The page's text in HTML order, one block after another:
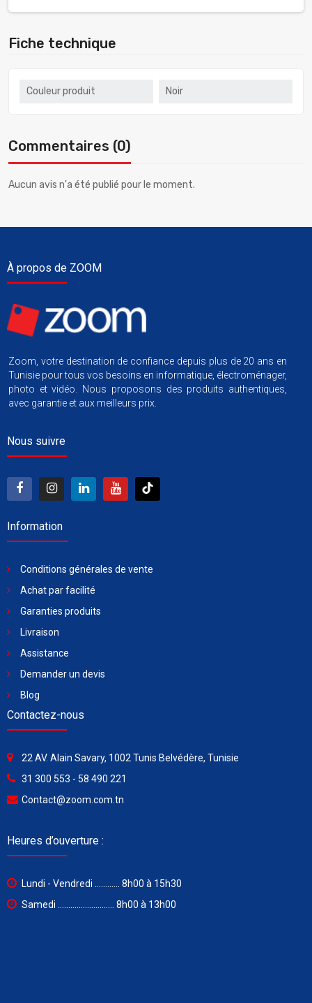
Fiche technique
Couleur produit Noir
Commentaires (0)
Aucun avis n'a été publié pour le moment.
À propos de ZOOM
Zoom, votre destination de confiance depuis plus de 20 ans en
Tunisie pour tous vos besoins en informatique, électroménager,
photo et vidéo. Nous proposons des produits authentiques,
avec garantie et aux meilleurs prix.
Nous suivre
Information
Conditions générales de vente
Achat par facilité
Garanties produits
Livraison
Assistance
Demander un devis
Blog
Contactez-nous
22 AV. Alain Savary, 1002 Tunis Belvédère, Tunisie
31 300 553 - 58 490 221
Contact@zoom.com.tn
Heures d’ouverture :
Lundi - Vendredi ............ 8h00 à 15h30
Samedi ........................... 8h00 à 13h00